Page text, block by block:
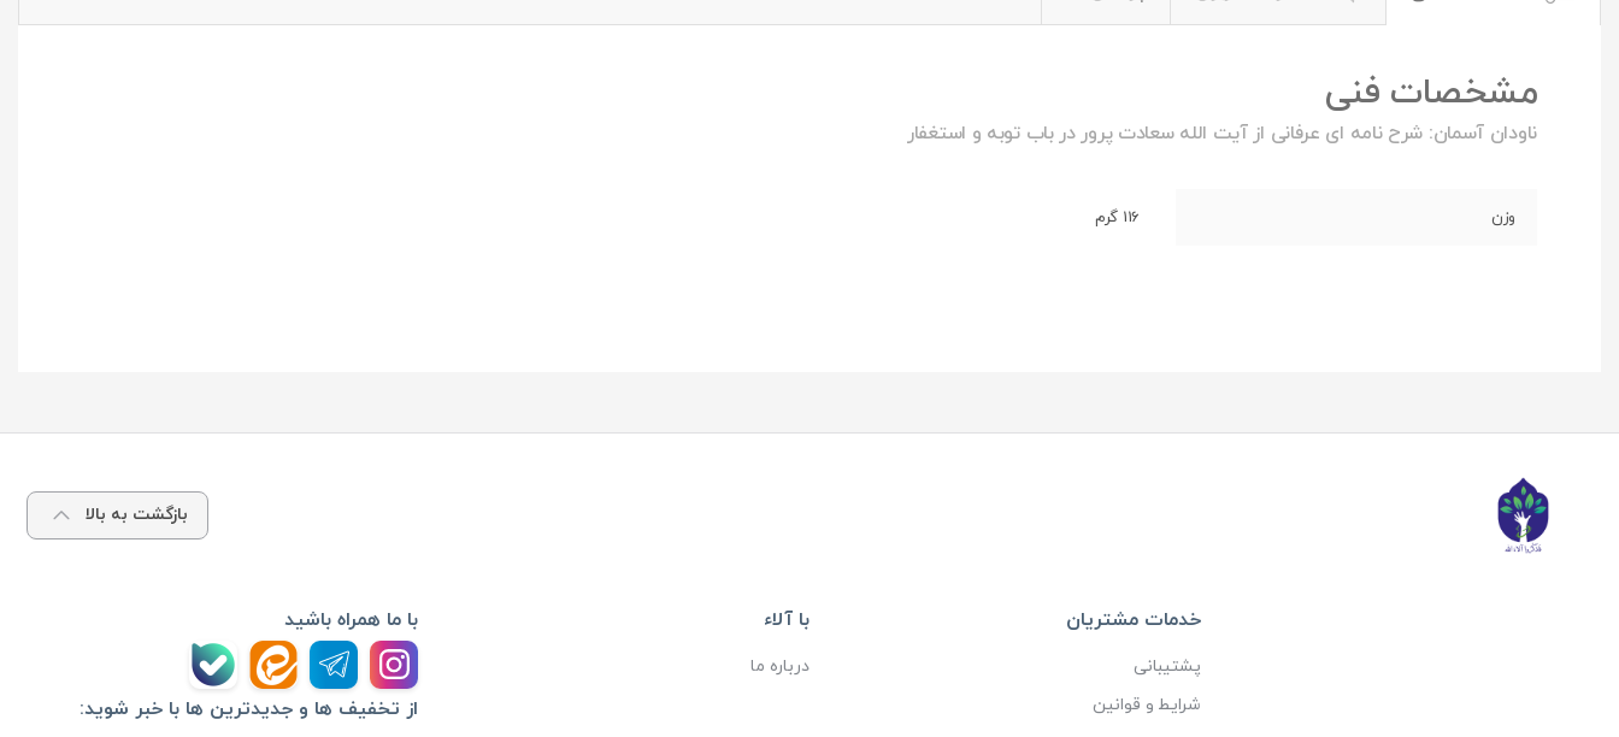
مشخصات فنی
ناودان آسمان: شرح نامه ای عرفانی از آیت الله سعادت پرور در باب توبه و استغفار
وزن 116 گرم
بازگشت به بالا
خدمات مشتریان
پشتیبانی
شرایط و قوانین
با آلاء
درباره ما
از تخفیف ها و جدیدترین ها با خبر شوید:
با ما همراه باشید